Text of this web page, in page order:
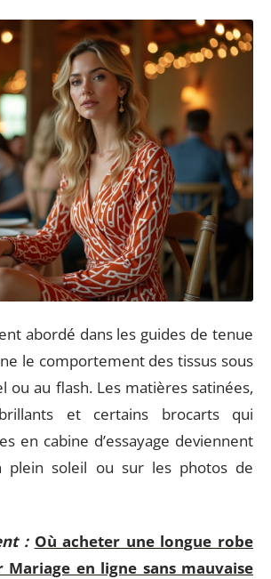
abordé dans les guides de tenue
le comportement des tissus sous
ou au flash. Les matières satinées,
et certains brocarts qui
en cabine d’essayage deviennent
plein soleil ou sur les photos de
: Où acheter une longue robe
en ligne sans mauvaise